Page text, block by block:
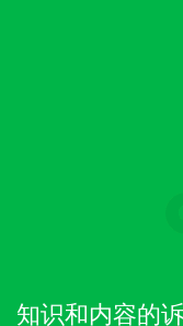
知识和内容的